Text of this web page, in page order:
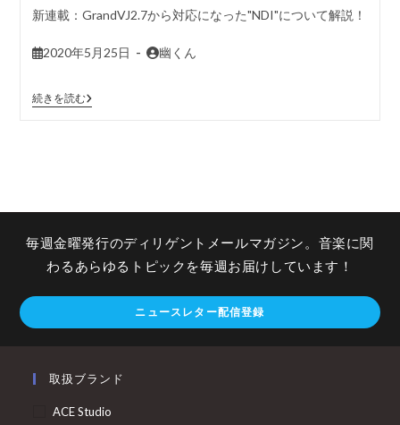
新連載：GrandVJ2.7から対応になった"NDI"について解説！
2020年5月25日 幽くん
続きを読む
毎週金曜発行のディリゲントメールマガジン。音楽に関
わるあらゆるトピックを毎週お届けしています！
ニュースレター配信登録
取扱ブランド
ACE Studio